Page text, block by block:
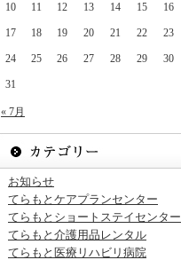
« 7月
10 11 12 13 14 15 16
17 18 19 20 21 22 23
24 25 26 27 28 29 30
31
お知らせ
てらもとケアプランセンター
てらもとショートステイセンター
てらもと介護用品レンタル
てらもと医療リハビリ病院